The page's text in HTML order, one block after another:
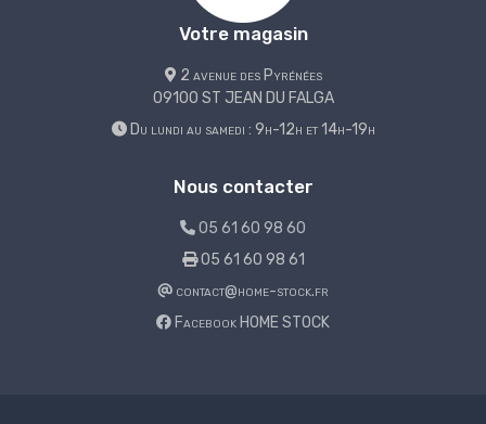
Votre magasin
2 avenue des Pyrénées
09100 ST JEAN DU FALGA
Du lundi au samedi : 9h-12h et 14h-19h
Nous contacter
05 61 60 98 60
05 61 60 98 61
contact@home-stock.fr
Facebook HOME STOCK